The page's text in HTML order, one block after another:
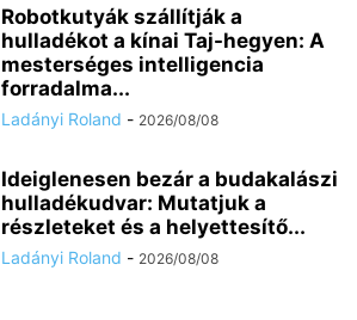
Robotkutyák szállítják a
hulladékot a kínai Taj-hegyen: A
mesterséges intelligencia
forradalma...
Ladányi Roland - 2026/08/08
Ideiglenesen bezár a budakalászi
hulladékudvar: Mutatjuk a
részleteket és a helyettesítő...
Ladányi Roland - 2026/08/08